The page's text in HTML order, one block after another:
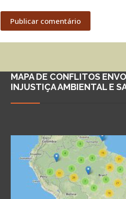
Publicar comentário
MAPA DE CONFLITOS
INJUSTIÇA AMBIENTAL E